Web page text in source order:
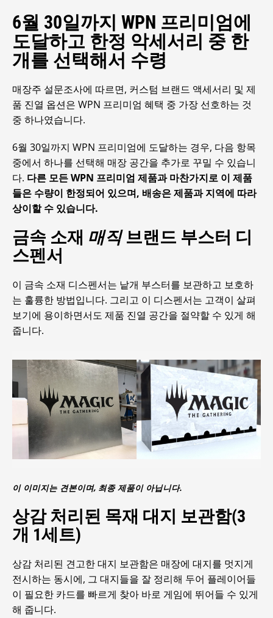
6월 30일까지 WPN 프리미엄에
도달하고 한정 악세서리 중 한
개를 선택해서 수령
매장주 설문조사에 따르면, 커스텀 브랜드 액세서리 및 제
품 진열 옵션은 WPN 프리미엄 혜택 중 가장 선호하는 것
중 하나였습니다.
6월 30일까지 WPN 프리미엄에 도달하는 경우, 다음 항목
중에서 하나를 선택해 매장 공간을 추가로 꾸밀 수 있습니
다. 다른 모든 WPN 프리미엄 제품과 마찬가지로 이 제품
들은 수량이 한정되어 있으며, 배송은 제품과 지역에 따라
상이할 수 있습니다.
금속 소재 매직브랜드 부스터 디
스펜서
이 금속 소재 디스펜서는 낱개 부스터를 보관하고 보호하
는 훌륭한 방법입니다. 그리고 이 디스펜서는 고객이 살펴
보기에 용이하면서도 제품 진열 공간을 절약할 수 있게 해
줍니다.
이 이미지는 견본이며, 최종 제품이 아닙니다.
상감 처리된 목재 대지 보관함(3
개 1세트)
상감 처리된 견고한 대지 보관함은 매장에 대지를 멋지게
전시하는 동시에, 그 대지들을 잘 정리해 두어 플레이어들
이 필요한 카드를 빠르게 찾아 바로 게임에 뛰어들 수 있게
해 줍니다.